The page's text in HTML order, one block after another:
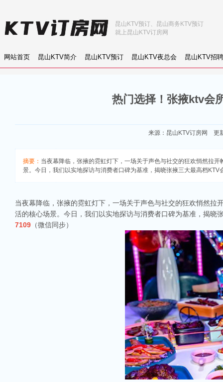
网站首页 昆山KTV简介 昆山KTV预订 昆山KTV夜总会 昆山KTV招聘
昆山KTV预订、昆山商务KTV预订
就上昆山KTV订房网
热门选择！张掖ktv会
来源： 昆山KTV订房网 更
摘要： 当夜幕降临，张掖的霓虹灯下，一场关于声色与社交的狂欢悄然拉
景。今日，我们以实地探访与消费者口碑为基准，揭晓张掖三大最高档
当夜幕降临，张掖的霓虹灯下，一场关于声色与社交的狂欢悄然
活的核心场景。今日，我们以实地探访与消费者口碑为基准，揭晓
7109 （微信同步）